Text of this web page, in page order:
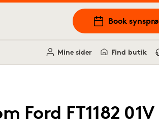
Book
Mine sider Find butik
Ford FT1182 01V